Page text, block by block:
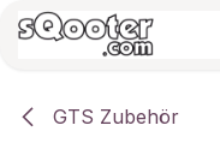
Zum Inhalt springen
GTS Zubehör